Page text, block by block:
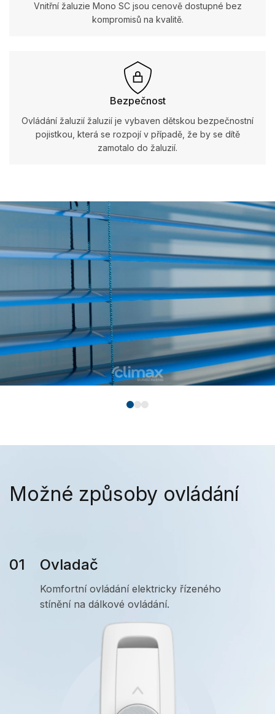
Vnitřní žaluzie Mono SC jsou cenově dostupné bez
kompromisů na kvalitě.
Bezpečnost
Ovládání žaluzií žaluzií je vybaven dětskou bezpečnostní
pojistkou, která se rozpojí v případě, že by se dítě
zamotalo do žaluzií.
Možné způsoby ovládání
Ovladač
Komfortní ovládání elektricky řízeného
stínění na dálkové ovládání.